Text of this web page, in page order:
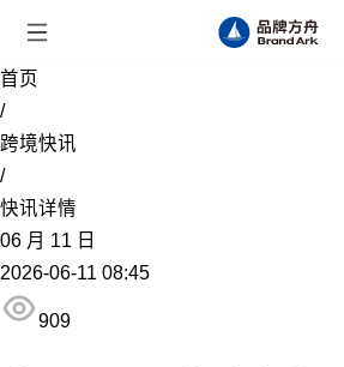
首页
/
跨境快讯
/
快讯详情
06 月 11 日
2026-06-11 08:45
909